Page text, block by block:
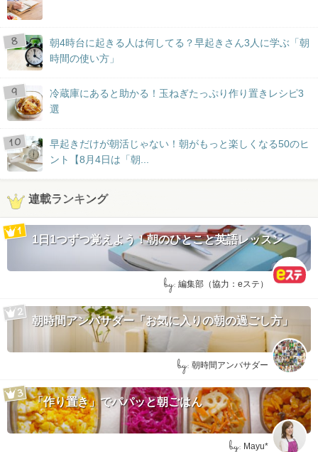
朝4時台に起きる人は何してる？早起きさん3人に学ぶ「朝
時間の使い方」
冷蔵庫にあると助かる！玉ねぎたっぷり作り置きレシピ3
選
早起きだけが朝活じゃない！朝がもっと楽しくなる50のヒ
ント【8月4日は「朝...
連載ランキング
1日1つずつ覚えよう！朝のひとこと英語レッスン
by: 編集部（協力：eステ）
朝時間アンバサダー「お気に入りの朝の過ごし方」
by: 朝時間アンバサダー
「作り置き」でパパッと朝ごはん
by: Mayu*